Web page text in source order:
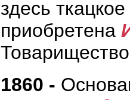
здесь
приобрете­на
1860 -